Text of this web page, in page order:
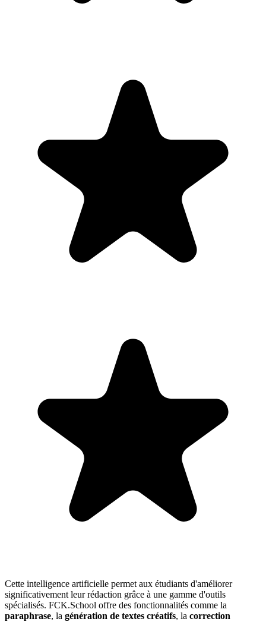
Cette intelligence artificielle permet aux étudiants d'améliorer
significativement leur rédaction grâce à une gamme d'outils
spécialisés. FCK.School offre des fonctionnalités comme la
paraphrase, la génération de textes créatifs, la correction